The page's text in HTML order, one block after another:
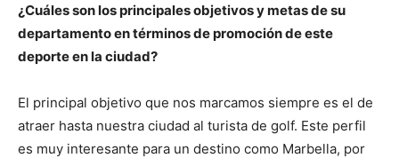
¿Cuáles son los principales objetivos y metas de su
departamento en términos de promoción de este
deporte en la ciudad?
El principal objetivo que nos marcamos siempre es el de
atraer hasta nuestra ciudad al turista de golf. Este perfil
es muy interesante para un destino como Marbella, por